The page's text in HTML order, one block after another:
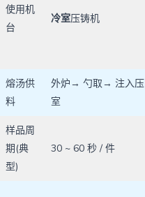
使用机
台
冷室压铸机
熔汤供
料
外炉→ 勺取→ 注入压
室
样品周
期(典
型)
30 ~ 60 秒 / 件